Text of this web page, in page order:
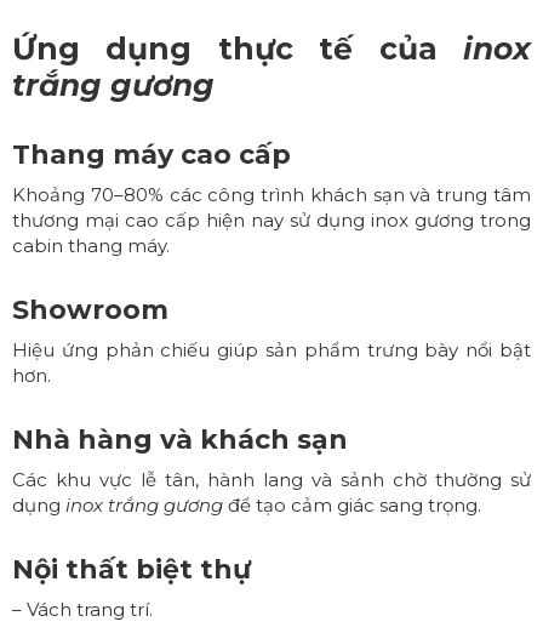
Ứng dụng thực tế của inox
trắng gương
Thang máy cao cấp
Khoảng 70–80% các công trình khách sạn và trung tâm
thương mại cao cấp hiện nay sử dụng inox gương trong
cabin thang máy.
Showroom
Hiệu ứng phản chiếu giúp sản phẩm trưng bày nổi bật
hơn.
Nhà hàng và khách sạn
Các khu vực lễ tân, hành lang và sảnh chờ thường sử
dụng inox trắng gương để tạo cảm giác sang trọng.
Nội thất biệt thự
– Vách trang trí.